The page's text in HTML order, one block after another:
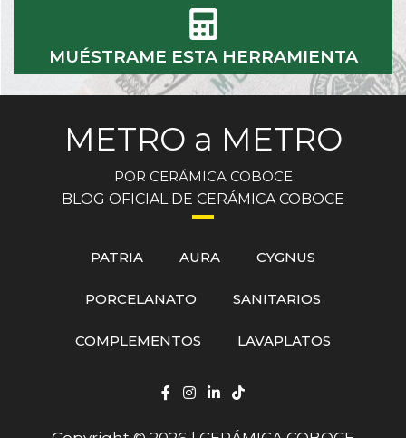
MUÉSTRAME ESTA HERRAMIENTA
METRO a METRO
POR CERÁMICA COBOCE
BLOG OFICIAL DE CERÁMICA COBOCE
PATRIA AURA CYGNUS
PORCELANATO SANITARIOS
COMPLEMENTOS LAVAPLATOS